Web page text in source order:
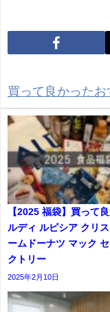
買って良かった
【2025 福袋】買って
ルディ ルピシア クリ
ームドーナツ マック
クトリー
2025年2月10日